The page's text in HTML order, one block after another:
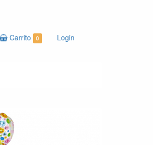
Carrito 0 Login